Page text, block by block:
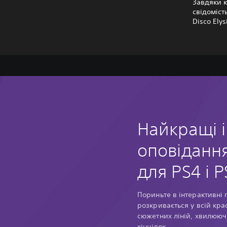
Завдяки
Disco
Найкращі
для PS4 і
Пориньте в
розкривається у всій
сюжетних ліній,